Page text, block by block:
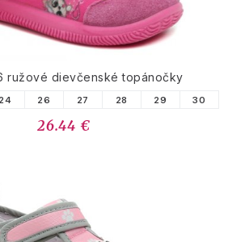
ružové dievčenské topánočky
24 26 27 28 29 30
26.44 €